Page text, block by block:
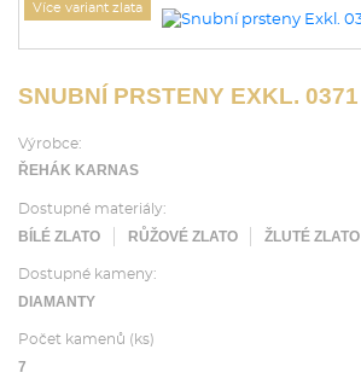
Více variant zlata
SNUBNÍ PRSTENY EXKL. 0371
Výrobce:
ŘEHÁK KARNAS
Dostupné materiály:
BÍLÉ ZLATO RŮŽOVÉ ZLATO ŽLUTÉ ZLATO
Dostupné kameny:
DIAMANTY
Počet kamenů (ks)
7